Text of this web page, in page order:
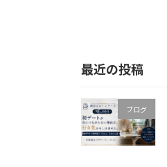
最近の投稿
ブログ